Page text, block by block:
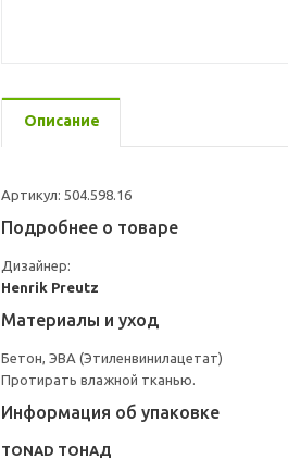
Описание
Артикул: 504.598.16
Подробнее о товаре
Дизайнер:
Henrik Preutz
Материалы и уход
Бетон, ЭВА (Этиленвинилацетат)
Протирать влажной тканью.
Информация об упаковке
TONAD ТОНАД